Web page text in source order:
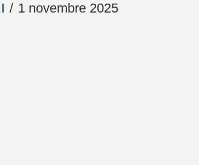
1 novembre 2025